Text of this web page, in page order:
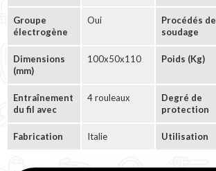
Groupe
électrogène
Oui
Procédés de
soudage
Dimensions
(mm)
100x50x110 Poids (Kg)
Entraînement
du fil avec
4 rouleaux
Degré de
protection
Fabrication Italie Utilisation